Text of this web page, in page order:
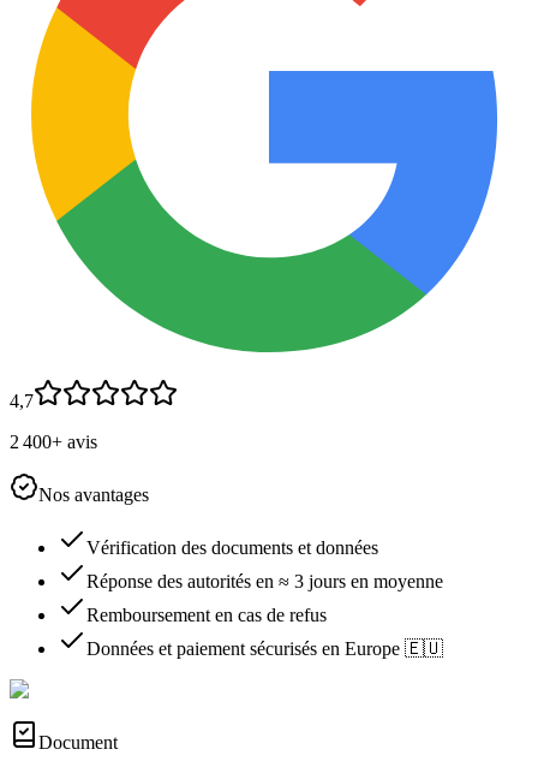
4,7
2 400+ avis
Nos avantages
Vérification des documents et données
Réponse des autorités en ≈ 3 jours en moyenne
Remboursement en cas de refus
Données et paiement sécurisés en Europe 🇪🇺
Document